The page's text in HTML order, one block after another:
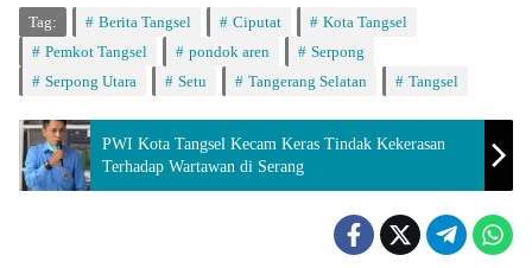
Tag: Berita Tangsel Ciputat
Kota Tangsel
Pemkot Tangsel
pondok aren
Serpong
Serpong Utara
Setu Tangerang Selatan Tangsel
PWI Kota Tangsel Kecam Keras Tindak Kekerasan
Terhadap Wartawan di Serang